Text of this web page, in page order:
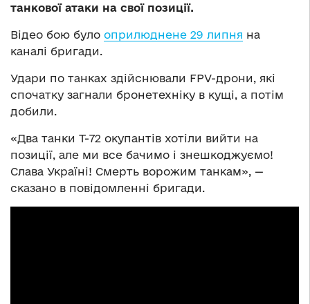
танкової атаки на свої позиції.
Відео бою було оприлюднене 29 липня на
каналі бригади.
Удари по танках здійснювали FPV-дрони, які
спочатку загнали бронетехніку в кущі, а потім
добили.
«Два танки Т-72 окупантів хотіли вийти на
позиції, але ми все бачимо і знешкоджуємо!
Слава Україні! Смерть ворожим танкам», —
сказано в повідомленні бригади.